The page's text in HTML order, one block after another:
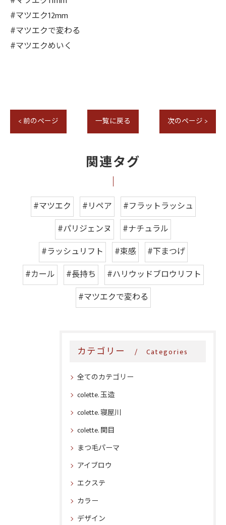
#マツエク12mm
#マツエクで変わる
#マツエクめいく
< 前のページ 一覧に戻る 次のページ >
関連タグ
#マツエク #リペア
#フラットラッシュ
#パリジェンヌ
#ナチュラル
#ラッシュリフト
#束感
#下まつげ
#カール
#長持ち
#ハリウッドブロウリフト
#マツエクで変わる
カテゴリー Categories
全てのカテゴリー
colette. 玉造
colette. 寝屋川
colette. 関目
まつ毛パーマ
アイブロウ
エクステ
カラー
デザイン